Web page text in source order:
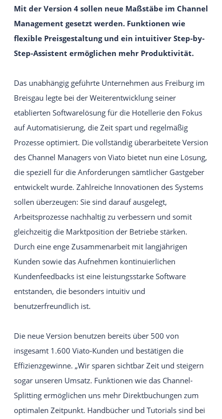
Intuitives und einfach zu bedienendes
Webseiten-Baukastensystem.
EIGENE WEBSITE
Individuelle Viato Website.
VIATO KICKSTARTER
Ein leichter Einstieg in den Online-Vertrieb für
Gastgeber mit bis zu 20 Zimmer.
IHREN ANBIETER WECHSELN
Mit der Version 4 sollen neue Maßstäbe im Channel
Management gesetzt werden. Funktionen wie
flexible Preisgestaltung und ein intuitiver Step-by-
Step-Assistent ermöglichen mehr Produktivität.
Das unabhängig geführte Unternehmen aus Freiburg im
Breisgau legte bei der Weiterentwicklung seiner
etablierten Softwarelösung für die Hotellerie den Fokus
auf Automatisierung, die Zeit spart und regelmäßig
Prozesse optimiert. Die vollständig überarbeitete Version
des Channel Managers von Viato bietet nun eine Lösung,
die speziell für die Anforderungen sämtlicher Gastgeber
entwickelt wurde. Zahlreiche Innovationen des Systems
sollen überzeugen: Sie sind darauf ausgelegt,
Arbeitsprozesse nachhaltig zu verbessern und somit
gleichzeitig die Marktposition der Betriebe stärken.
Durch eine enge Zusammenarbeit mit langjährigen
Kunden sowie das Aufnehmen kontinuierlichen
Kundenfeedbacks ist eine leistungsstarke Software
entstanden, die besonders intuitiv und
benutzerfreundlich ist.
Die neue Version benutzen bereits über 500 von
insgesamt 1.600 Viato-Kunden und bestätigen die
Effizienzgewinne. „Wir sparen sichtbar Zeit und steigern
sogar unseren Umsatz. Funktionen wie das Channel-
Splitting ermöglichen uns mehr Direktbuchungen zum
optimalen Zeitpunkt. Handbücher und Tutorials sind bei